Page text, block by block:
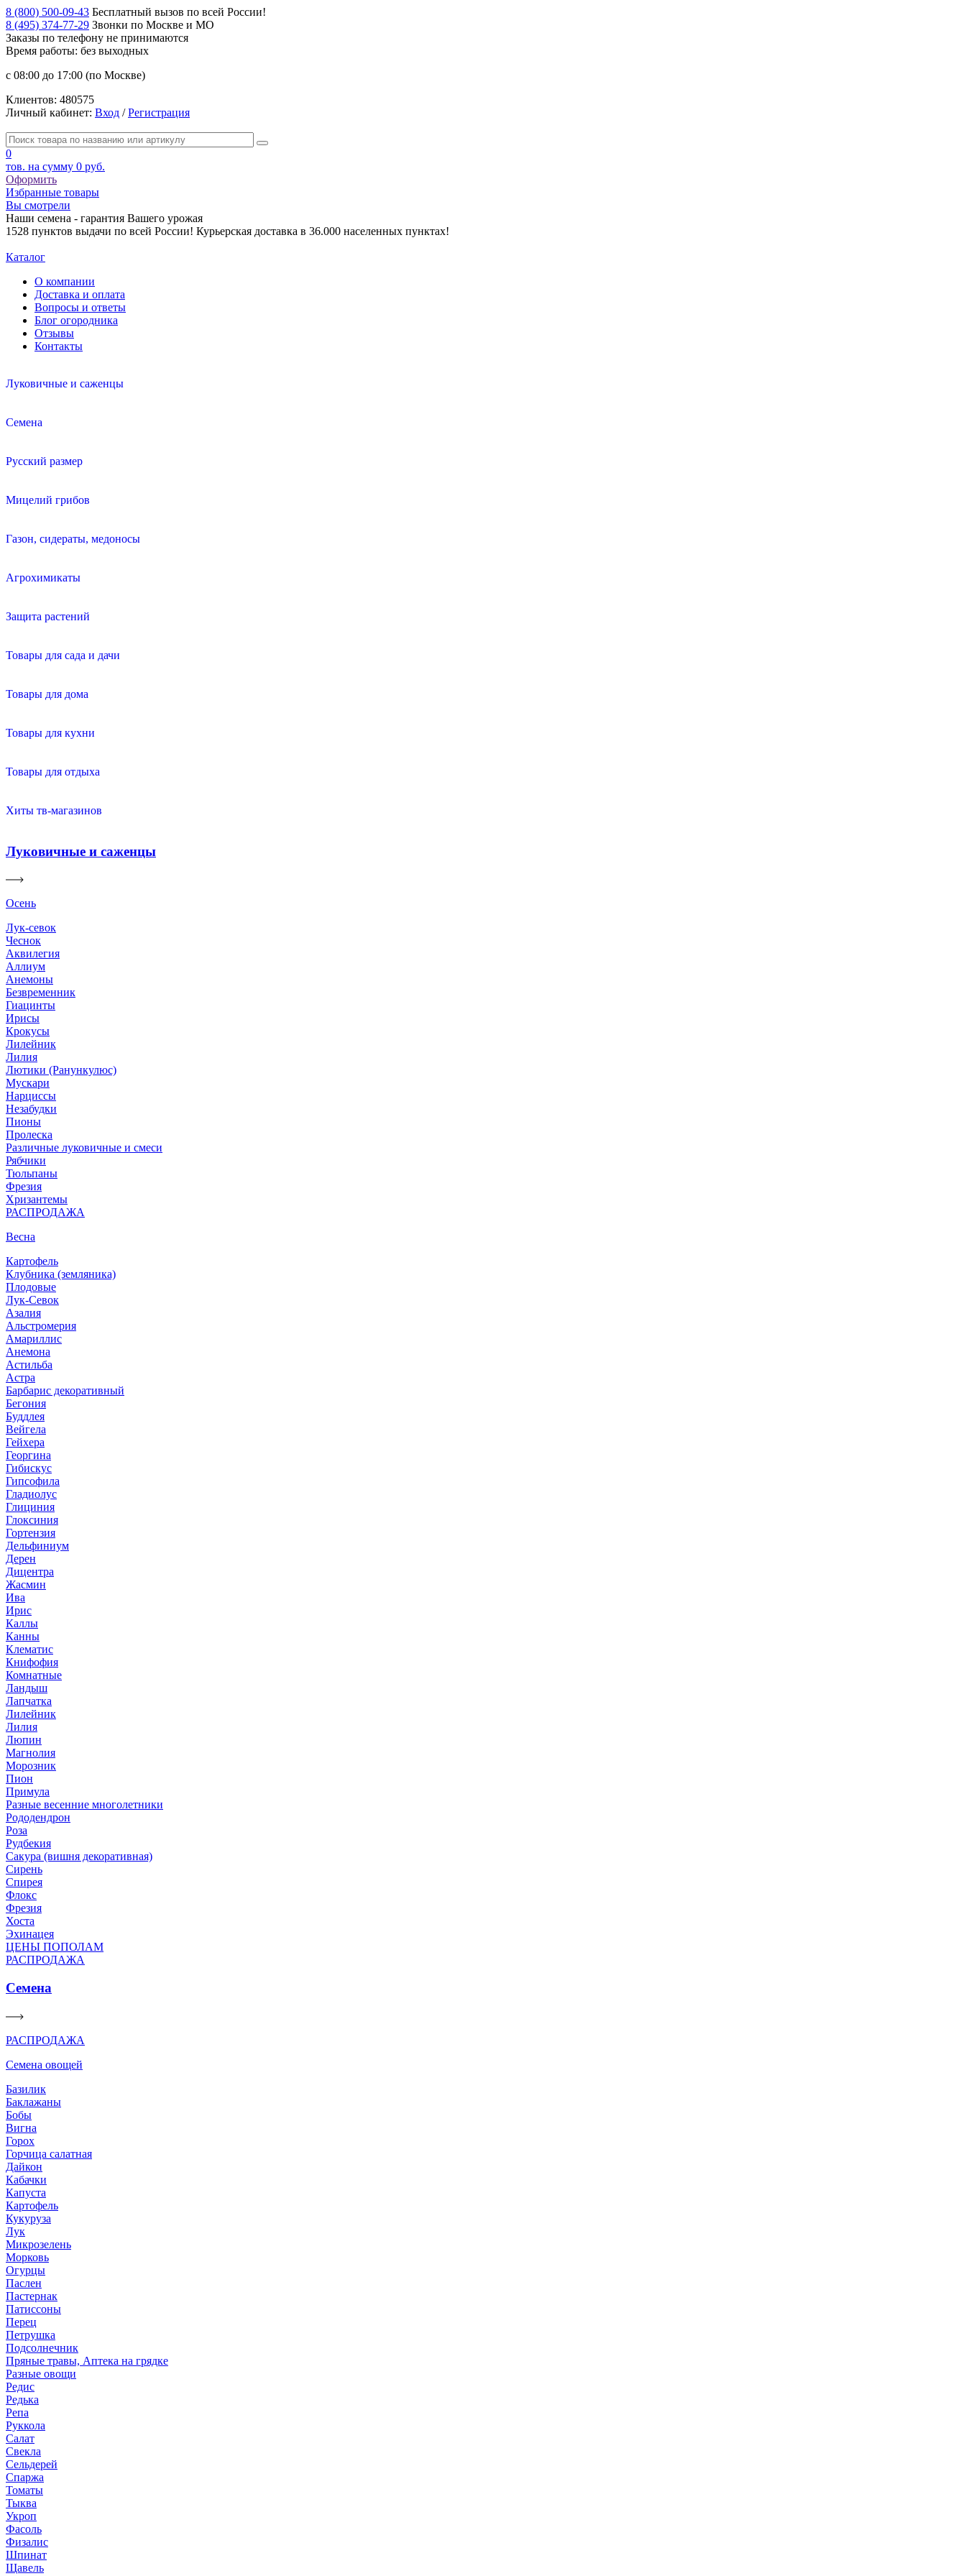
8 (800) 500-09-43 Бесплатный вызов по всей России!
8 (495) 374-77-29 Звонки по Москве и МО
Заказы по телефону не принимаются
Время работы: без выходных
с 08:00 до 17:00 (по Москве)
Клиентов: 480575
Личный кабинет: Вход /Регистрация
0
тов. на сумму 0 руб.
Оформить
Избранные товары
Вы смотрели
Наши семена - гарантия Вашего урожая
1528 пунктов выдачи по всей России! Курьерская доставка в 36.000 населенных пунктах!
Каталог
О компании
Доставка и оплата
Вопросы и ответы
Блог огородника
Отзывы
Контакты
Луковичные и саженцы
Семена
Русский размер
Мицелий грибов
Газон, сидераты, медоносы
Агрохимикаты
Защита растений
Товары для сада и дачи
Товары для дома
Товары для кухни
Товары для отдыха
Хиты тв-магазинов
Луковичные и саженцы
Осень
Лук-севок
Чеснок
Аквилегия
Аллиум
Анемоны
Безвременник
Гиацинты
Ирисы
Крокусы
Лилейник
Лилия
Лютики (Ранункулюс)
Мускари
Нарцисcы
Незабудки
Пионы
Пролеска
Различные луковичные и смеси
Рябчики
Тюльпаны
Фрезия
Хризантемы
РАСПРОДАЖА
Весна
Картофель
Клубника (земляника)
Плодовые
Лук-Севок
Азалия
Альстромерия
Амариллис
Анемона
Астильба
Астра
Барбарис декоративный
Бегония
Буддлея
Вейгела
Гейхера
Георгина
Гибискус
Гипсофила
Гладиолус
Глициния
Глоксиния
Гортензия
Дельфиниум
Дерен
Дицентра
Жасмин
Ива
Ирис
Каллы
Канны
Клематис
Книфофия
Комнатные
Ландыш
Лапчатка
Лилейник
Лилия
Люпин
Магнолия
Морозник
Пион
Примула
Разные весенние многолетники
Рододендрон
Роза
Рудбекия
Сакура (вишня декоративная)
Сирень
Спирея
Флокс
Фрезия
Хоста
Эхинацея
ЦЕНЫ ПОПОЛАМ
РАСПРОДАЖА
Семена
РАСПРОДАЖА
Семена овощей
Базилик
Баклажаны
Бобы
Вигна
Горох
Горчица салатная
Дайкон
Кабачки
Капуста
Картофель
Кукуруза
Лук
Микрозелень
Морковь
Огурцы
Паслен
Пастернак
Патиссоны
Перец
Петрушка
Подсолнечник
Пряные травы, Аптека на грядке
Разные овощи
Редис
Редька
Репа
Руккола
Салат
Свекла
Сельдерей
Спаржа
Томаты
Тыква
Укроп
Фасоль
Физалис
Шпинат
Щавель